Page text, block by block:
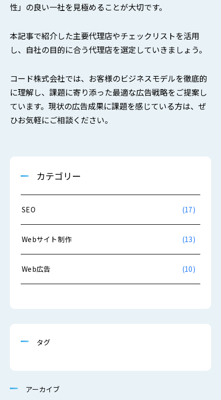
性」の良い一社を見極めることが大切です。
本記事で紹介した主要代理店やチェックリストを活用
し、自社の目的に合う代理店を選定していきましょう。
コード株式会社では、お客様のビジネスモデルを徹底的
に理解し、課題に寄り添った最適な広告戦略をご提案し
ています。現状の広告成果に課題を感じている方は、ぜ
ひお気軽にご相談ください。
カテゴリー
SEO (17)
Webサイト制作 (13)
Web広告 (10)
タグ
アーカイブ